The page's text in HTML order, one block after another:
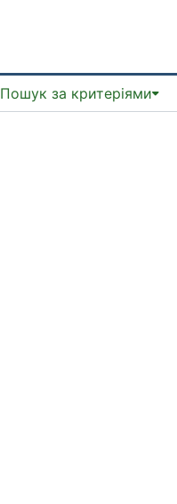
Пошук за критеріями